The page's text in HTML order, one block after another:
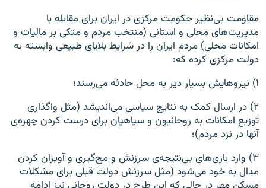
مقاومت بی‌نظیر حکومت مرکزی در ایران برای مقابله با
مدیریت‌های محلی و استانی (منتخب مردم و متکی بر مالیات و
امکانات محلی) مردم ایران را در شرایط بلایای طبیعی وابسته به
دولت مرکزی کرده که:
۱) نیروهایش بسیار دیر به محل حادثه می‌رسند؛
۲) در ارسال کمک به نتایج سیاسی می‌اندیشد (مثل واگذاری
توزیع امکانات به روحانیون و سپاهیان برای درست کردن چهره‌ی
آنها در نزد مردم)؛
۳) وارد بازی‌های بی‌نتیجه‌ی سرزنش و مچ‌گیری و آویزان کردن
مدال به خود می‌شود (مثل سرزنش دولت قبلی برای مشکلات